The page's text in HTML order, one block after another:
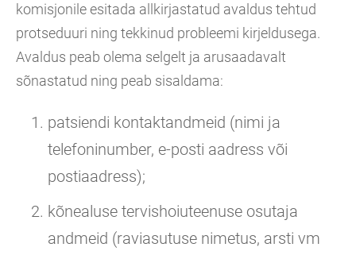
komisjonile esitada allkirjastatud avaldus tehtud
protseduuri ning tekkinud probleemi kirjeldusega.
Avaldus peab olema selgelt ja arusaadavalt
sõnastatud ning peab sisaldama:
patsiendi kontaktandmeid (nimi ja
telefoninumber, e-posti aadress või
postiaadress);
kõnealuse tervishoiuteenuse osutaja
andmeid (raviasutuse nimetus, arsti vm